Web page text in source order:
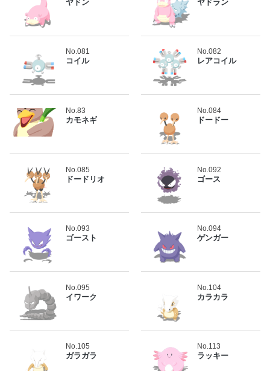
ヤドン ヤドラン
No.081
コイル
No.082
レアコイル
No.83
カモネギ
No.084
ドードー
No.085
ドードリオ
No.092
ゴース
No.093
ゴースト
No.094
ゲンガー
No.095
イワーク
No.104
カラカラ
No.105
ガラガラ
No.113
ラッキー